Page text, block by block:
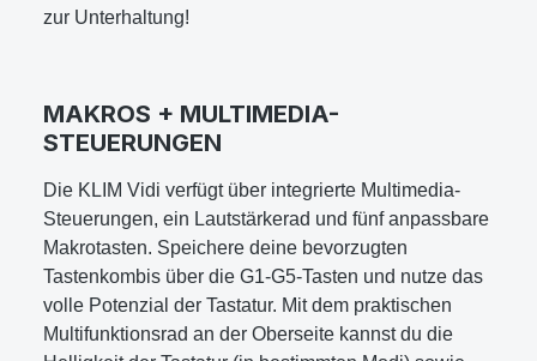
zur Unterhaltung!
MAKROS + MULTIMEDIA-
STEUERUNGEN
Die KLIM Vidi verfügt über integrierte Multimedia-
Steuerungen, ein Lautstärkerad und fünf anpassbare
Makrotasten. Speichere deine bevorzugten
Tastenkombis über die G1-G5-Tasten und nutze das
volle Potenzial der Tastatur. Mit dem praktischen
Multifunktionsrad an der Oberseite kannst du die